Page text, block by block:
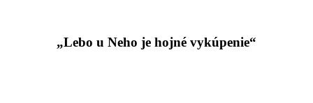
„Lebo u Neho je hojné vykúpenie“